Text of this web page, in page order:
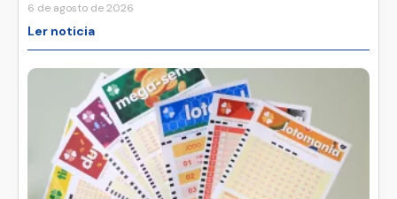
6 de agosto de 2026
Ler noticia